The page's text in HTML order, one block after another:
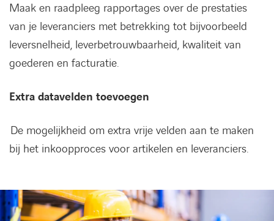
Maak en raadpleeg rapportages over de prestaties
van je leveranciers met betrekking tot bijvoorbeeld
leversnelheid, leverbetrouwbaarheid, kwaliteit van
goederen en facturatie.
Extra datavelden toevoegen
De mogelijkheid om extra vrije velden aan te maken
bij het inkoopproces voor artikelen en leveranciers.